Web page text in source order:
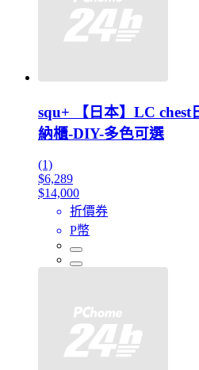
squ+ 【日本】LC chest
納櫃-DIY-多色可選
(1)
$6,289
$14,000
折價券
P幣